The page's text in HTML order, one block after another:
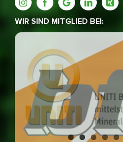
WIR SIND MITGLIED BEI: